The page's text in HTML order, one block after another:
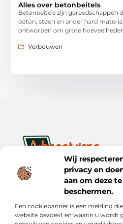
Wij
privacy en
aan om deze te
beschermen.
Een cookiebanner is een melding
website bezoekt en waarin u wordt
Alles over betonbeitels
Betonbeitels zijn gereedschappen
beton, steen en ander hard
ontworpen om grote
Verbouwen
Ontwerp je dagelijks leven
Ontdek praktische tips,
inzichten op
Bericht categorie